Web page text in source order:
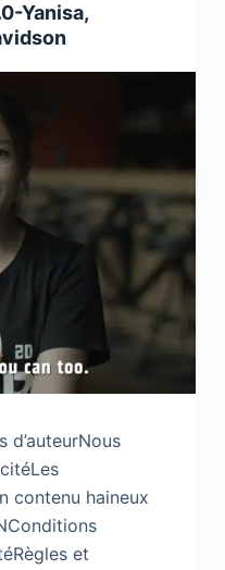
Yanisa,
d’auteurNous
contenu haineux
et